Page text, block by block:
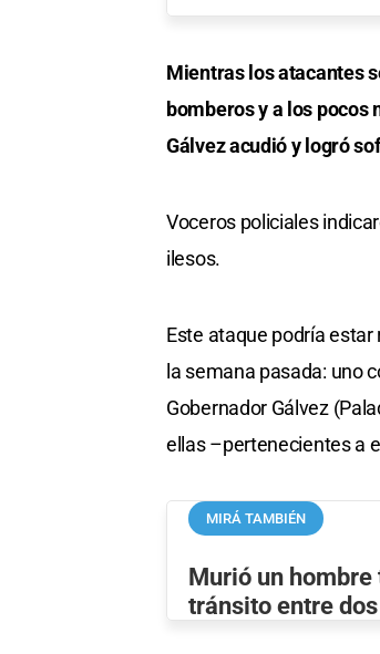
Mientras los atacantes
bomberos y a los
Gálvez acudió y logró
Voceros policiales
ilesos.
Este ataque podría
la semana pasada: uno
Gobernador Gálvez
ellas –pertenecientes a
MIRÁ TAMBIÉN
Murió un
tránsito entre